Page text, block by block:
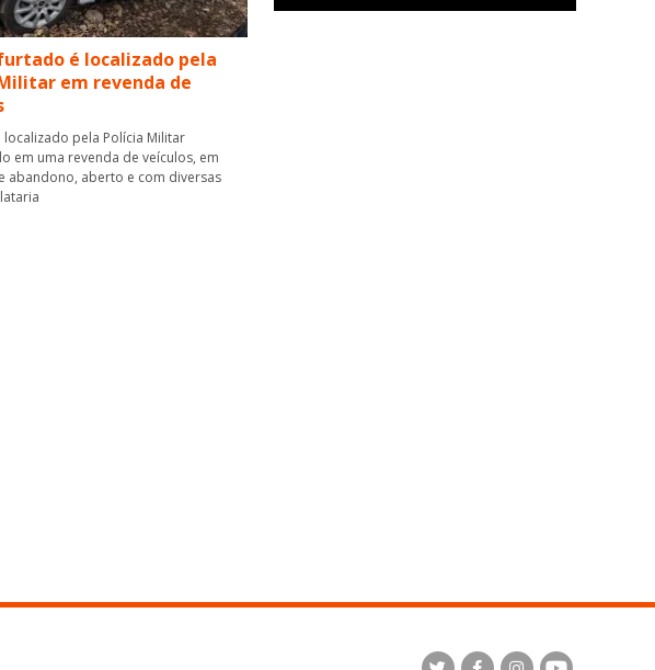
é localizado pela
em revenda de
pela Polícia Militar
em uma revenda de veículos, em
abandono, aberto e com diversas